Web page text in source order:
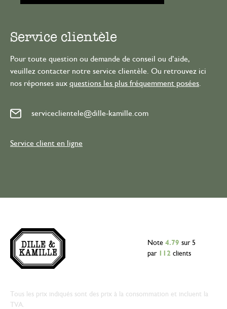
Service clientèle
Pour toute question ou demande de conseil ou d’aide,
veuillez contacter notre service clientèle. Ou retrouvez ici
nos réponses aux questions les plus fréquemment posées
serviceclientele@dille-kamille.com
Service client en ligne
Note 4.79 sur 5
par
112 clients
Tous les prix indiqués sont des prix à la consommation et incluent la
TVA.